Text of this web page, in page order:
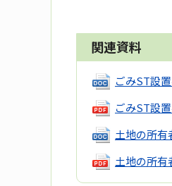
関連資料
ごみST設
ごみST設
土地の所有
土地の所有